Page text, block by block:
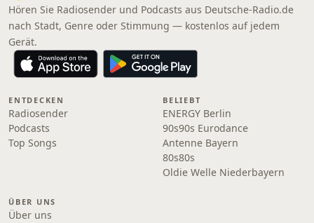
Hören Sie Radiosender und Podcasts aus Deutsche-Radio.de
nach Stadt, Genre oder Stimmung — kostenlos auf jedem
Gerät.
ENTDECKEN
Radiosender
Podcasts
Top Songs
BELIEBT
ENERGY Berlin
90s90s Eurodance
Antenne Bayern
80s80s
Oldie Welle Niederbayern
ÜBER UNS
Über uns